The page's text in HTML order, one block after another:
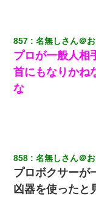
は」上司「言い訳し
私『貯金貯まったし
帯住宅にした。それ
っ」私『使った貯金
彼女との行為を録画
ｗ
857 名無しさん＠
プロが一般人相
首にもなりかね
な
858 名無しさん＠
プロボクサーが
凶器を使ったと